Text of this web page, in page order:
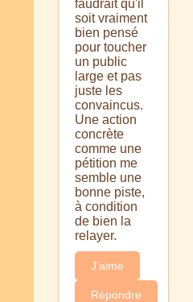
faudrait qu'il
soit vraiment
bien pensé
pour toucher
un public
large et pas
juste les
convaincus.
Une action
concrète
comme une
pétition me
semble une
bonne piste,
à condition
de bien la
relayer.
J'aime
Répondre